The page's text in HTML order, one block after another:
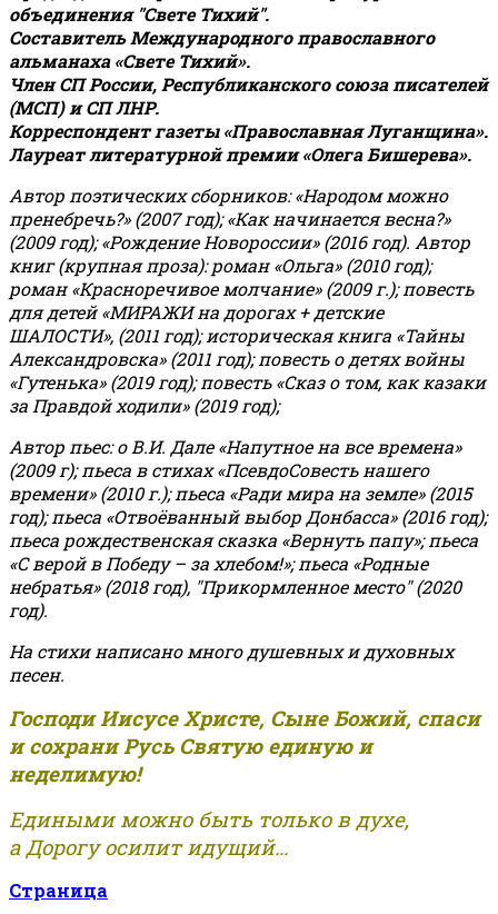
объединения "Свете Тихий".
Составитель Международного православного
альманаха «Свете Тихий».
Член СП России, Республиканского союза писателей
(МСП) и СП ЛНР.
Корреспондент газеты «Православная Луганщина».
Лауреат литературной премии «Олега Бишерева».
Автор поэтических сборников: «Народом можно
пренебречь?» (2007 год); «Как начинается весна?»
(2009 год); «Рождение Новороссии» (2016 год). Автор
книг (крупная проза): роман «Ольга» (2010 год);
роман «Красноречивое молчание» (2009 г.); повесть
для детей «МИРАЖИ на дорогах + детские
ШАЛОСТИ», (2011 год); историческая книга «Тайны
Александровска» (2011 год); повесть о детях войны
«Гутенька» (2019 год); повесть «Сказ о том, как казаки
за Правдой ходили» (2019 год);
Автор пьес: о В.И. Дале «Напутное на все времена»
(2009 г); пьеса в стихах «ПсевдоСовесть нашего
времени» (2010 г.); пьеса «Ради мира на земле» (2015
год); пьеса «Отвоёванный выбор Донбасса» (2016 год);
пьеса рождественская сказка «Вернуть папу»; пьеса
«С верой в Победу – за хлебом!»;пьеса «Родные
небратья» (2018 год), "Прикормленное место" (2020
год).
На стихи написано много душевных и духовных
песен.
Господи Иисусе Христе, Сыне Божий, спаси
и сохрани Русь Святую единую и
неделимую!
Едиными можно быть только в духе,
а Дорогу осилит идущий...
Страница